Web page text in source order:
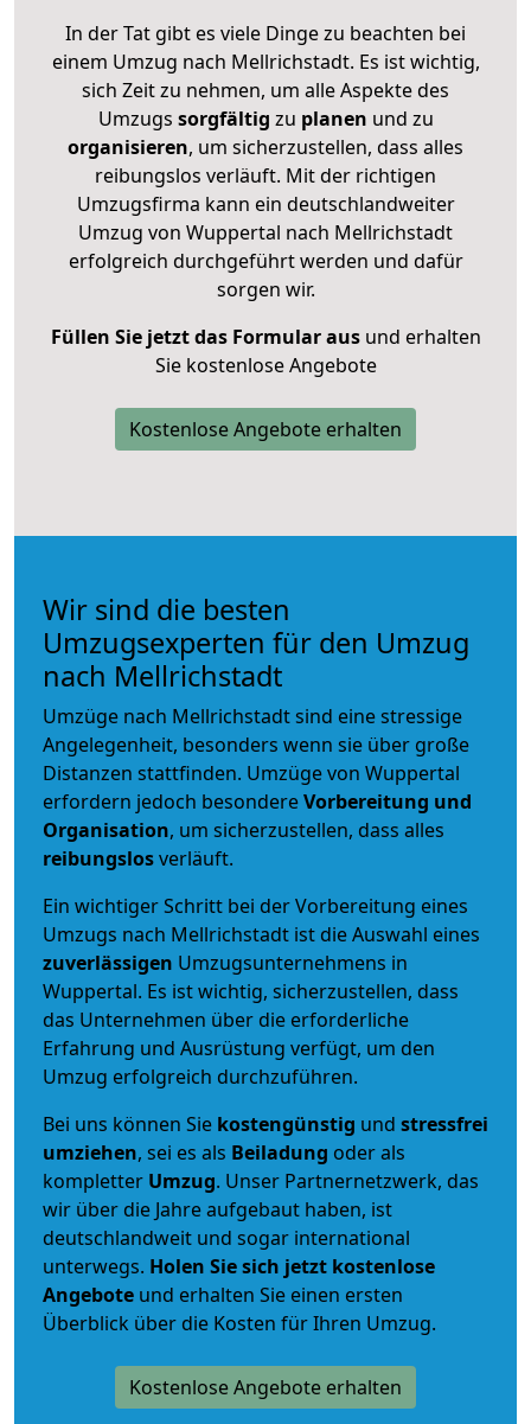
In der Tat gibt es viele Dinge zu beachten bei
einem Umzug nach Mellrichstadt. Es ist wichtig,
sich Zeit zu nehmen, um alle Aspekte des
Umzugs sorgfältig zu planen und zu
organisieren, um sicherzustellen, dass alles
reibungslos verläuft. Mit der richtigen
Umzugsfirma kann ein deutschlandweiter
Umzug von Wuppertal nach Mellrichstadt
erfolgreich durchgeführt werden und dafür
sorgen wir.
Füllen Sie jetzt das Formular ausund erhalten
Sie kostenlose Angebote
Kostenlose Angebote erhalten
Wir sind die besten
Umzugsexperten für den Umzug
nach Mellrichstadt
Umzüge nach Mellrichstadt sind eine stressige
Angelegenheit, besonders wenn sie über große
Distanzen stattfinden. Umzüge von Wuppertal
erfordern jedoch besondereVorbereitung und
Organisation, um sicherzustellen, dass alles
reibungslosverläuft.
Ein wichtiger Schritt bei der Vorbereitung eines
Umzugs nach Mellrichstadt ist die Auswahl eines
zuverlässigen Umzugsunternehmens in
Wuppertal. Es ist wichtig, sicherzustellen, dass
das Unternehmen über die erforderliche
Erfahrung und Ausrüstung verfügt, um den
Umzug erfolgreich durchzuführen.
Bei uns können Sie kostengünstig und stressfrei
umziehen, sei es als Beiladung oder als
kompletter Umzug. Unser Partnernetzwerk, das
wir über die Jahre aufgebaut haben, ist
deutschlandweit und sogar international
unterwegs. Holen Sie sich jetzt kostenlose
Angebote und erhalten Sie einen ersten
Überblick über die Kosten für Ihren Umzug.
Kostenlose Angebote erhalten